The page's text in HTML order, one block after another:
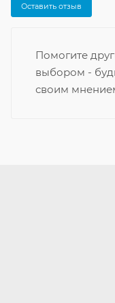
Оставить отзыв
Помогите
выбором -
своим